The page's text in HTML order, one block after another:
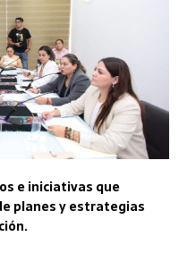
e iniciativas que
planes y estrategias